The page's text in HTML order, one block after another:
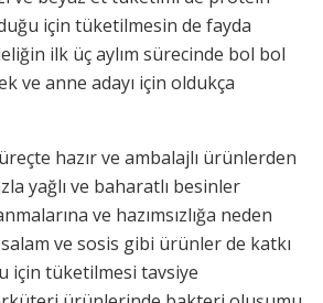
için tüketilmesin de fayda
ilk üç aylım sürecinde bol bol
ve anne adayı için oldukça
hazır ve ambalajlı ürünlerden
yağlı ve baharatlı besinler
ve hazımsızlığa neden
ve sosis gibi ürünler de katkı
için tüketilmesi tavsiye